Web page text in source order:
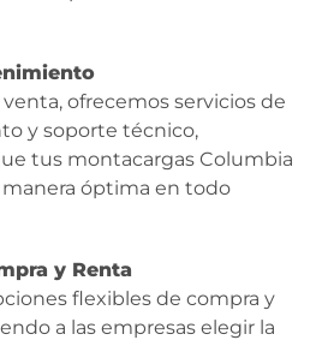
ofrecemos servicios de
y soporte técnico,
tus montacargas Columbia
óptima en todo
y Renta
flexibles de compra y
a las empresas elegir la